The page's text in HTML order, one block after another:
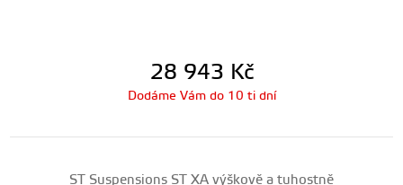
28 943 Kč
Dodáme Vám do 10 ti dní
ST Suspensions ST XA výškově a tuhostně